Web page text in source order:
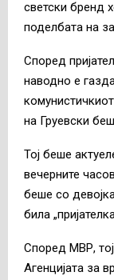
светски бренд
поделбата на
Според
наводно е
на Груевски
Тој беше
вечерните
беше со
била
Според МВР,
Агенцијата за